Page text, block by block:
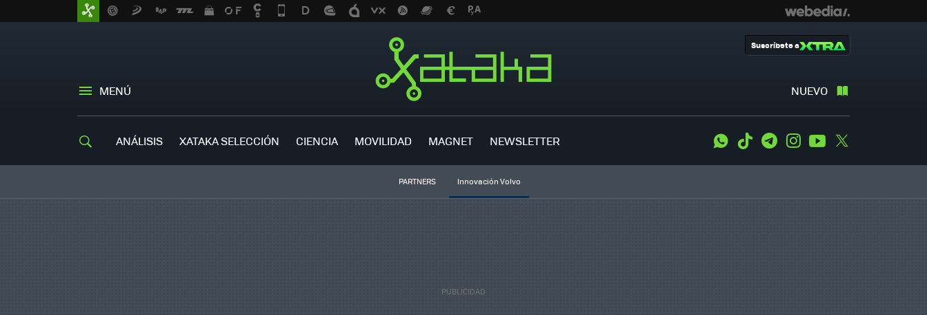
MENÚ NUEVO
Suscríbete a
ANÁLISIS XATAKA SELECCIÓN CIENCIA MOVILIDAD MAGNET NEWSLETTER WhatsApp
Tiktok TelegramInstagramYoutube
PARTNERS Innovación Volvo